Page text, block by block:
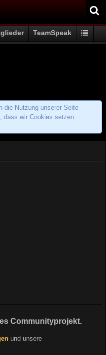
TeamSpeak
die Nutzung unserer Seite
dass wir Cookies setzen.
Communityprojekt.
und unsere